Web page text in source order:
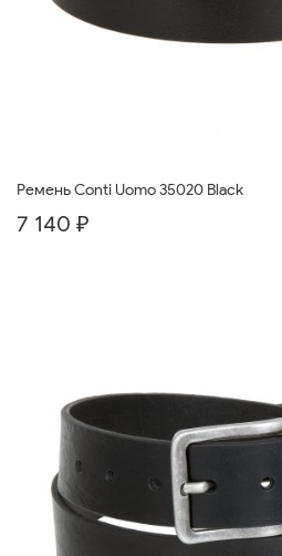
Ремень Conti Uomo 35020 Black
7 140 ₽